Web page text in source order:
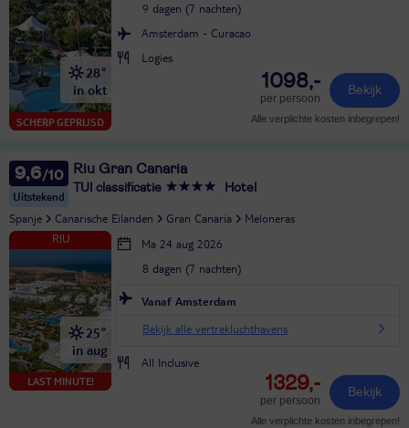
SCHERP GEPRIJSD
28°
in okt
9 dagen (7 nachten)
Amsterdam - Curacao
Logies
1098,-
per persoon
Bekijk
Alle verplichte kosten inbegrepen!
9,6
Uitstekend
Riu Gran Canaria
TUI classificatie Hotel
Spanje Canarische Eilanden Gran Canaria Meloneras
LAST MINUTE!
25°
in aug
Ma 24 aug 2026
8 dagen (7 nachten)
Vanaf Amsterdam
Bekijk alle vertrekluchthavens
All Inclusive
1329,-
per persoon
Bekijk
Alle verplichte kosten inbegrepen!